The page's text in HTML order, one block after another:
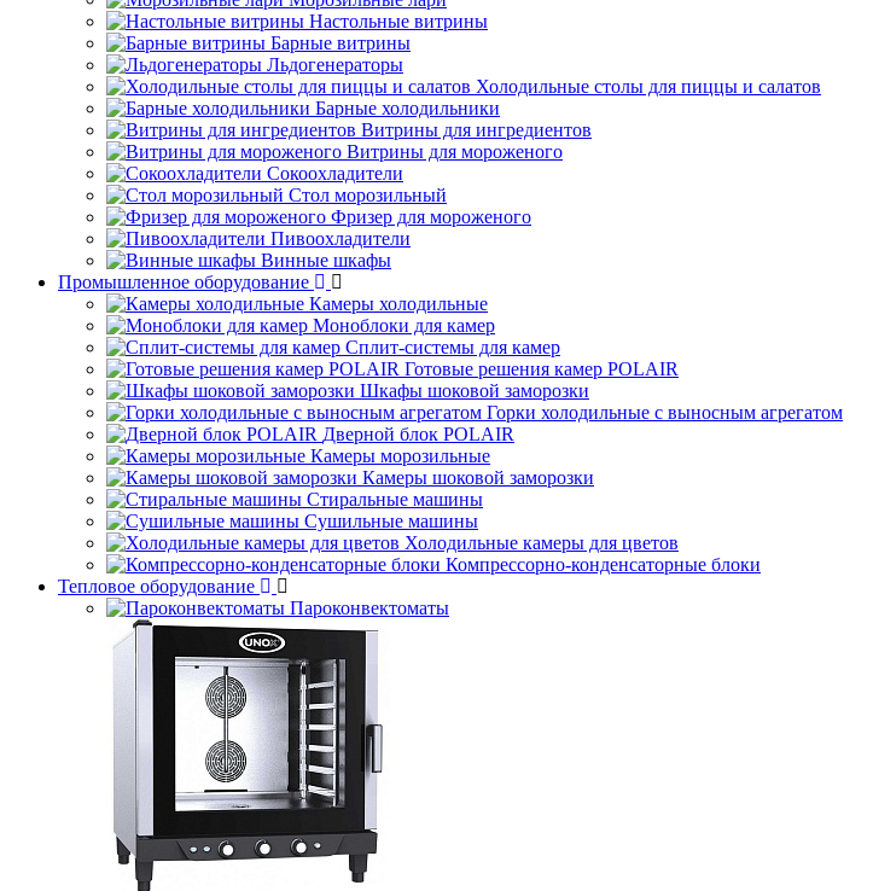
Настольные витрины
Барные витрины
Льдогенераторы
Холодильные столы для пиццы и салатов
Барные холодильники
Витрины для ингредиентов
Витрины для мороженого
Сокоохладители
Стол морозильный
Фризер для мороженого
Пивоохладители
Винные шкафы
Промышленное оборудование
Камеры холодильные
Моноблоки для камер
Сплит-системы для камер
Готовые решения камер POLAIR
Шкафы шоковой заморозки
Горки холодильные с выносным агрегатом
Дверной блок POLAIR
Камеры морозильные
Камеры шоковой заморозки
Стиральные машины
Сушильные машины
Холодильные камеры для цветов
Компрессорно-конденсаторные блоки
Тепловое оборудование
Пароконвектоматы